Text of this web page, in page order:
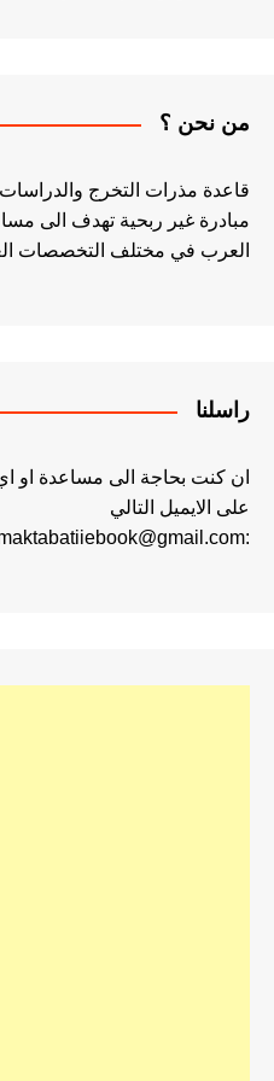
من نحن ؟
مبادرة غير ربحية تهدف الى
العرب في مختلف التخصصات
راسلنا
ان كنت بحاجة الى مساعدة او
على الايميل التالي
:maktabatiiebook@gmail.com